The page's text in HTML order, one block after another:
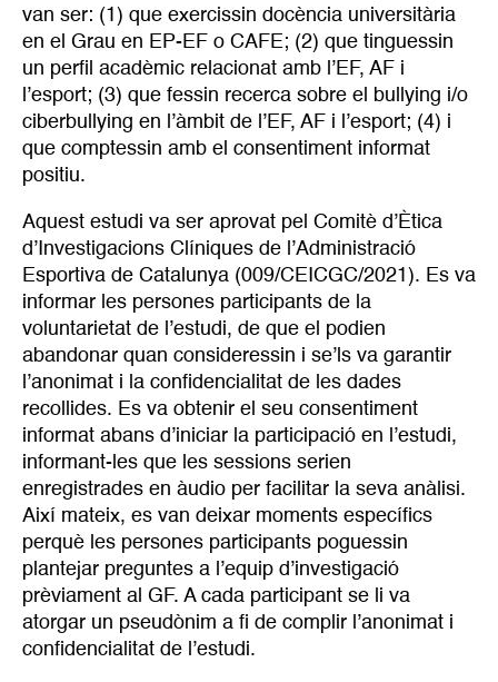
van ser: (1) que exercissin docència universitària
en el Grau en EP-EF o CAFE; (2) que tinguessin
un perfil acadèmic relacionat amb l’EF, AF i
l’esport; (3) que fessin recerca sobre el bullying i/o
ciberbullying en l’àmbit de l’EF, AF i l’esport; (4) i
que comptessin amb el consentiment informat
positiu.
Aquest estudi va ser aprovat pel Comitè d’Ètica
d’Investigacions Clíniques de l’Administració
Esportiva de Catalunya (009/CEICGC/2021). Es va
informar les persones participants de la
voluntarietat de l’estudi, de que el podien
abandonar quan consideressin i se’ls va garantir
l’anonimat i la confidencialitat de les dades
recollides. Es va obtenir el seu consentiment
informat abans d’iniciar la participació en l’estudi,
informant-les que les sessions serien
enregistrades en àudio per facilitar la seva anàlisi.
Així mateix, es van deixar moments específics
perquè les persones participants poguessin
plantejar preguntes a l’equip d’investigació
prèviament al GF. A cada participant se li va
atorgar un pseudònim a fi de complir l’anonimat i
confidencialitat de l’estudi.